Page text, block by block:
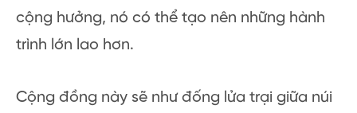
cộng hưởng, nó có thể tạo nên những hành
trình lớn lao hơn.
Cộng đồng này sẽ như đống lửa trại giữa núi